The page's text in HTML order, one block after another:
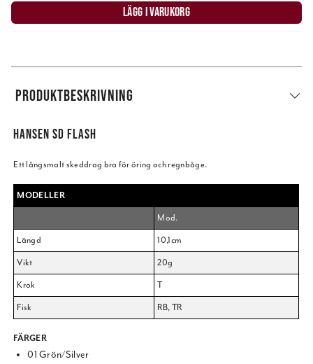
LÄGG I VARUKORG
PRODUKTBESKRIVNING
HANSEN SD FLASH
Ett långsmalt skeddrag bra för öring och regnbåge.
MODELLER
Mod.
Längd
10,1cm
Vikt
20g
Krok
T
Fisk
RB, TR
FÄRGER
01 Grön/Silver